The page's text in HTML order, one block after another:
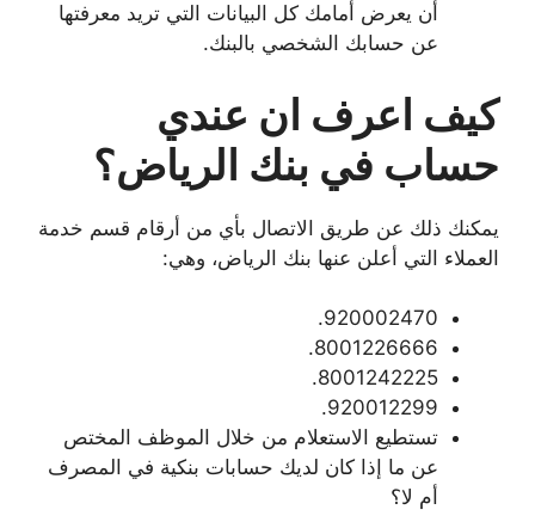
أن يعرض أمامك كل البيانات التي تريد معرفتها
عن حسابك الشخصي بالبنك.
كيف اعرف ان عندي
حساب في بنك الرياض؟
يمكنك ذلك عن طريق الاتصال بأي من أرقام قسم خدمة
العملاء التي أعلن عنها بنك الرياض، وهي:
920002470.
8001226666.
8001242225.
920012299.
تستطيع الاستعلام من خلال الموظف المختص
عن ما إذا كان لديك حسابات بنكية في المصرف
أم لا؟